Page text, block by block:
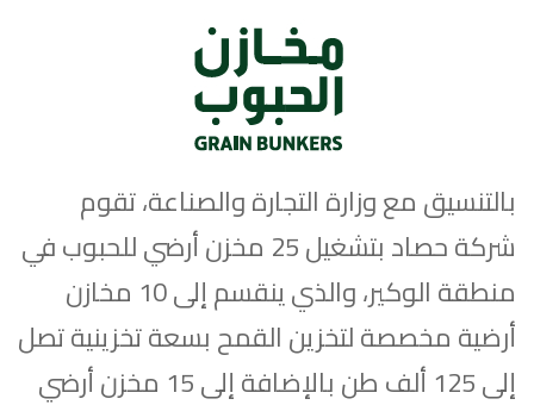
بالتنسيق مع وزارة التجارة والصناعة، تقوم
شركة حصاد بتشغيل 25 مخزن أرضي للحبوب في
منطقة الوكير، والذي ينقسم إلى 10 مخازن
أرضية مخصصة لتخزين القمح بسعة تخزينية تصل
إلى 125 ألف طن بالإضافة إلى 15 مخزن أرضي